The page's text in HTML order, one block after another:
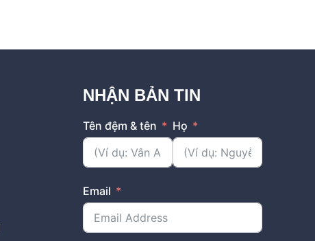
NHẬN BẢN TIN
Tên đệm & tên Họ
Email